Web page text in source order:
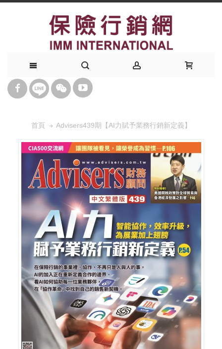
首頁 Advisers439期【AI力賦予業務行銷新定義】